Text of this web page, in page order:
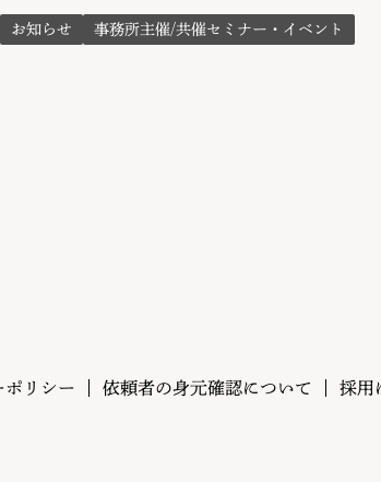
お知らせ 事務所主催/共催セミナー・イベント
ポリシー 依頼者の身元確認について 採用